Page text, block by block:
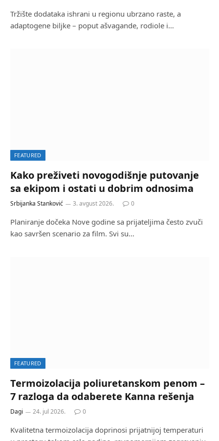
Tržište dodataka ishrani u regionu ubrzano raste, a
adaptogene biljke – poput ašvagande, rodiole i…
FEATURED
Kako preživeti novogodišnje putovanje
sa ekipom i ostati u dobrim odnosima
Srbijanka Stanković 3. avgust 2026. 0
Planiranje dočeka Nove godine sa prijateljima često zvuči
kao savršen scenario za film. Svi su…
FEATURED
Termoizolacija poliuretanskom penom –
7 razloga da odaberete Kanna rešenja
Dagi 24. jul 2026. 0
Kvalitetna termoizolacija doprinosi prijatnijoj temperaturi